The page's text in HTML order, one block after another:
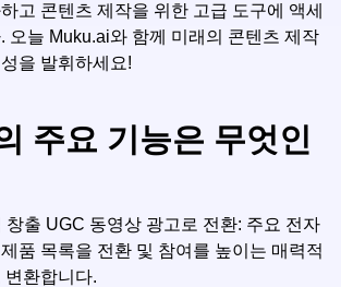
고 콘텐츠 제작을 위한 고급 도구에 액세
오늘 Muku.ai와 함께 미래의 콘텐츠 제작
을 발휘하세요!
주요 기능은 무엇인
창출 UGC 동영상 광고로 전환: 주요 전자
품 목록을 전환 및 참여를 높이는 매력적
변환합니다.